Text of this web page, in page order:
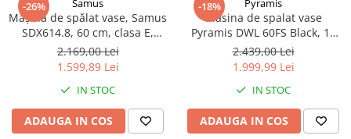
-26% Samus
Mașină de spălat vase, Samus
SDX614.8, 60 cm, clasa E,
pornire întârziată, nivel
zgomot 47 dB
2.169,00 Lei
1.599,89 Lei
IN STOC
ADAUGA IN COS
-18% Pyramis
Masina de spalat vase
Pyramis DWL 60FS Black, 14
seturi, 3 sertare, 7 programe,
47 dB, AquaStop, Display LED,
2.439,00 Lei
1.999,99 Lei
IN STOC
ADAUGA IN COS